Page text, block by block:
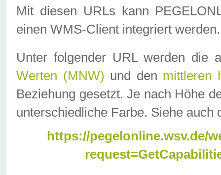
Mit diesen URLs kann
einen WMS-Client integriert werden.
Unter folgender URL werden die
Werten (MNW) und den mittleren
Beziehung gesetzt. Je nach Höhe
unterschiedliche Farbe. Siehe auch
https://pegelonline.wsv.de/